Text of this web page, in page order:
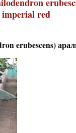
imperial red
erubescens)